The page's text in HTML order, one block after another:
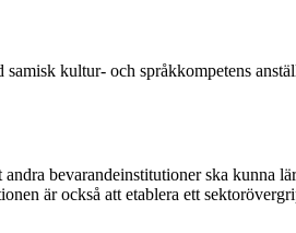
kultur- och språkkompetens
bevarandeinstitutioner ska kunna
är också att etablera ett